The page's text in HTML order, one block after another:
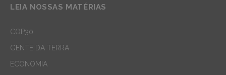
LEIA NOSSAS MATÉRIAS
COP30
GENTE DA TERRA
ECONOMIA